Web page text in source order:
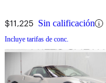
$11,225 Sin calificación
Incluye tarifas de conc.